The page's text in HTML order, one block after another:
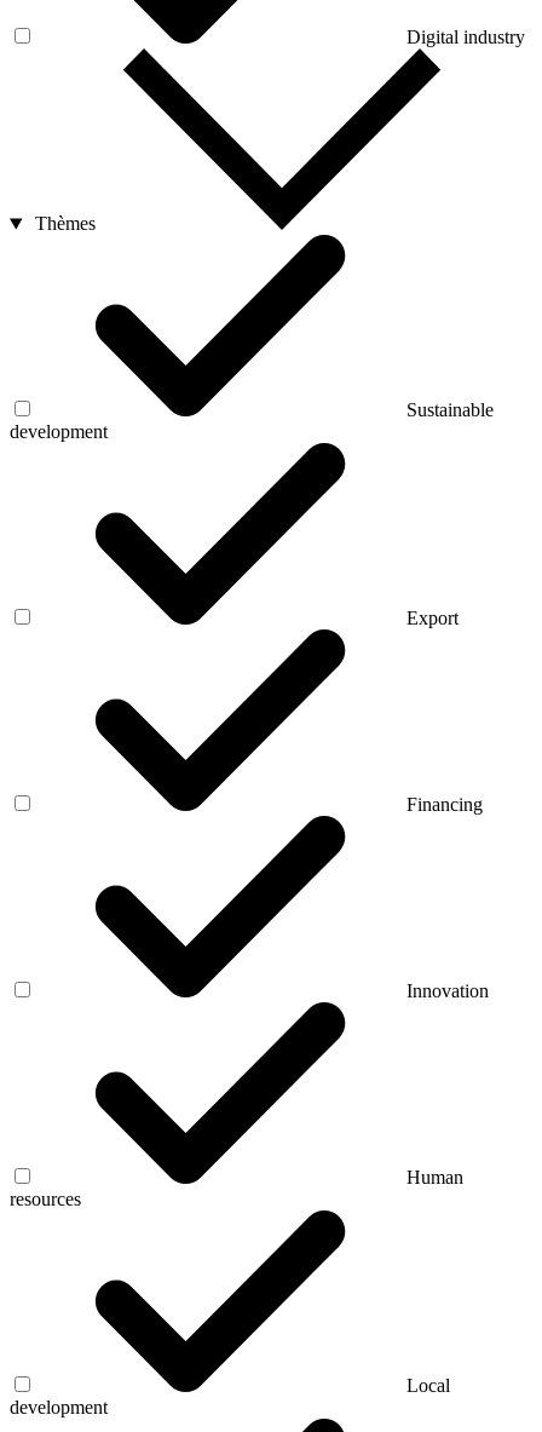
Digital industry
Thèmes
Sustainable
development
Export
Financing
Innovation
Human
resources
Local
development